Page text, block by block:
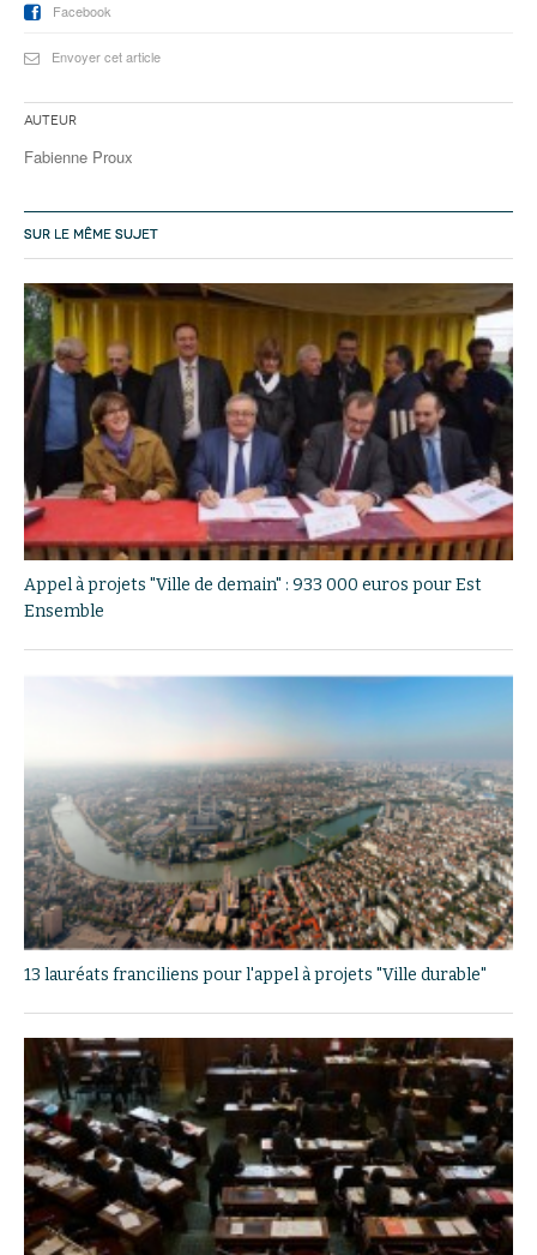
Facebook
Envoyer cet article
Auteur
Fabienne Proux
SUR LE MÊME SUJET
Appel à projets "Ville de demain" : 933 000 euros pour Est
Ensemble
13 lauréats franciliens pour l'appel à projets "Ville durable"